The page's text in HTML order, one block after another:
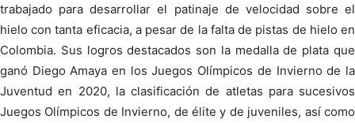
trabajado para desarrollar el patinaje de velocidad sobre el
hielo con tanta eficacia, a pesar de la falta de pistas de hielo en
Colombia. Sus logros destacados son la medalla de plata que
ganó Diego Amaya en los Juegos Olímpicos de Invierno de la
Juventud en 2020, la clasificación de atletas para sucesivos
Juegos Olímpicos de Invierno, de élite y de juveniles, así como